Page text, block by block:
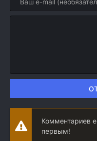
Комментариев
первым!